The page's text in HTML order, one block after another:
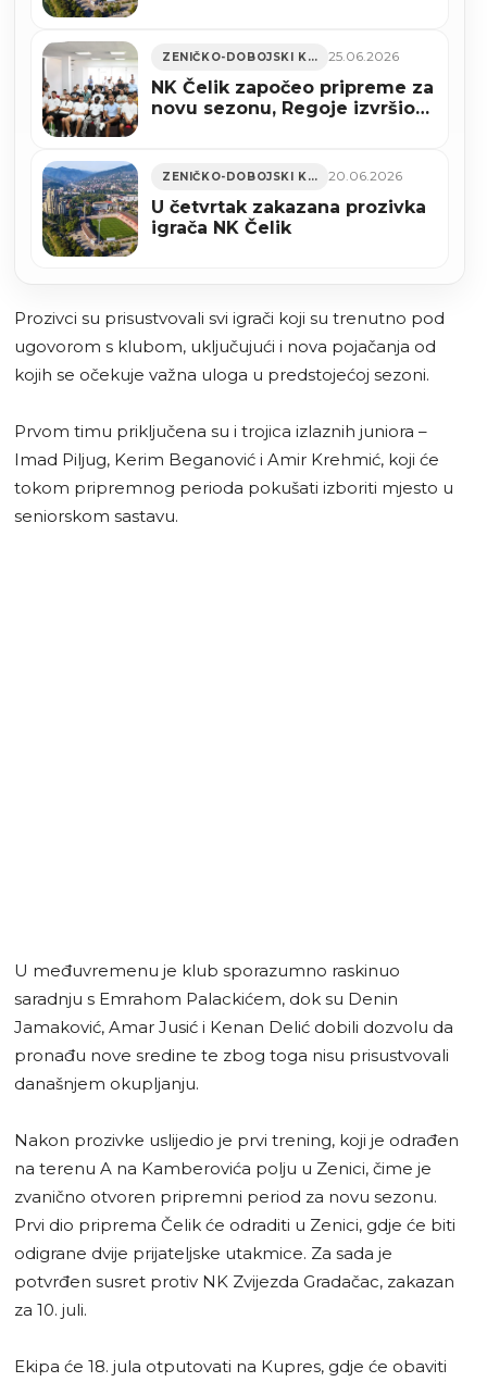
ZENIČKO-DOBOJSKI KANTON 25.06.2026
NK Čelik započeo pripreme za
novu sezonu, Regoje izvršio
ZENIČKO-DOBOJSKI KANTON 20.06.2026
U četvrtak zakazana prozivka
igrača NK Čelik
Prozivci su prisustvovali svi igrači koji su trenutno pod
ugovorom s klubom, uključujući i nova pojačanja od
kojih se očekuje važna uloga u predstojećoj sezoni.
Prvom timu priključena su i trojica izlaznih juniora –
Imad Piljug, Kerim Beganović i Amir Krehmić, koji će
tokom pripremnog perioda pokušati izboriti mjesto u
seniorskom sastavu.
U međuvremenu je klub sporazumno raskinuo
saradnju s Emrahom Palackićem, dok su Denin
Jamaković, Amar Jusić i Kenan Delić dobili dozvolu da
pronađu nove sredine te zbog toga nisu prisustvovali
današnjem okupljanju.
Nakon prozivke uslijedio je prvi trening, koji je odrađen
na terenu A na Kamberovića polju u Zenici, čime je
zvanično otvoren pripremni period za novu sezonu.
Prvi dio priprema Čelik će odraditi u Zenici, gdje će biti
odigrane dvije prijateljske utakmice. Za sada je
potvrđen susret protiv NK Zvijezda Gradačac, zakazan
za 10. juli.
Ekipa će 18. jula otputovati na Kupres, gdje će obaviti